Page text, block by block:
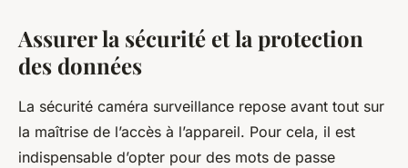
Assurer la sécurité et la protection
des données
La sécurité caméra surveillance repose avant tout sur
la maîtrise de l’accès à l’appareil. Pour cela, il est
indispensable d’opter pour des mots de passe